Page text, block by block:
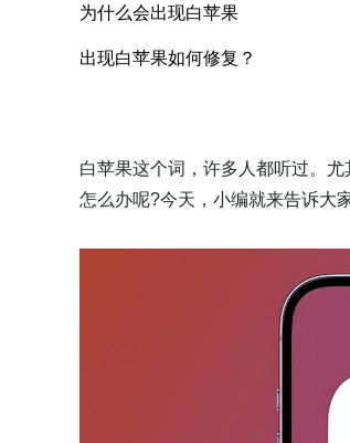
为什么会出现白苹果
出现白苹果如何修复？
白苹果这个词，许多人都听过。
怎么办呢?今天，小编就来告诉大